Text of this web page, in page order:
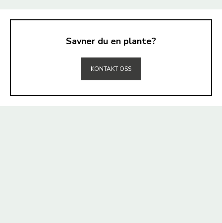
Savner du en plante?
KONTAKT OSS